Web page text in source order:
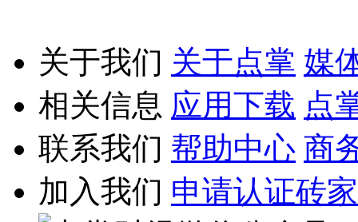
关于我们 关于点掌 媒
相关信息 应用下载 点
联系我们 帮助中心 商
加入我们 申请认证砖家